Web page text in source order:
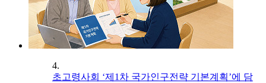
4.
초고령사회 ‘제1차 국가인구전략 기본계획’에 담